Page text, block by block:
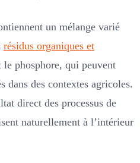
un mélange varié
résidus organiques et
le phosphore, qui peuvent
dans des contextes agricoles.
direct des processus de
naturellement à l’intérieur